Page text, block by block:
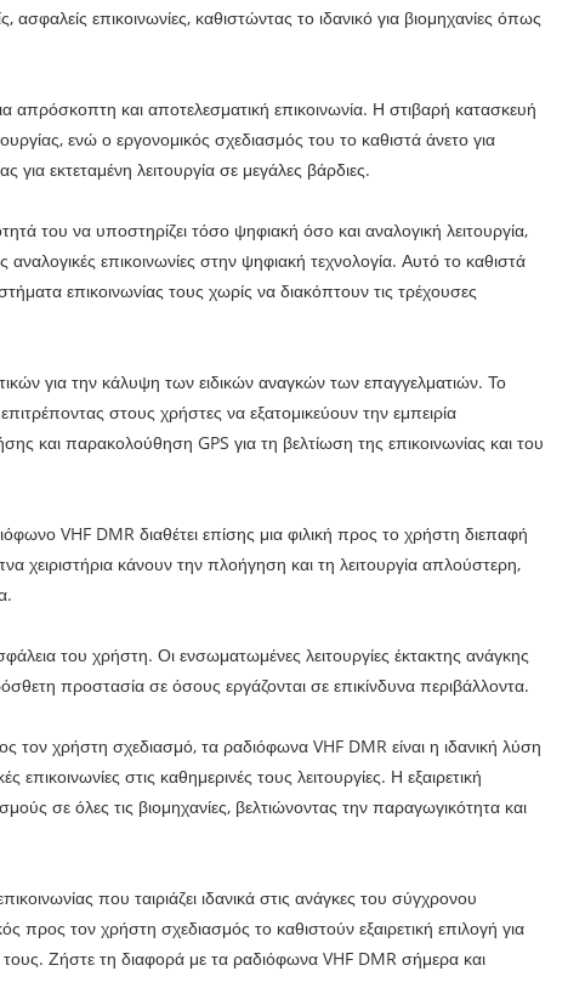
επικοινωνίες, καθιστώντας το ιδανικό για βιομηχανίες όπως
απρόσκοπτη και αποτελεσματική επικοινωνία. Η στιβαρή κατασκευή
ενώ ο εργονομικός σχεδιασμός του το καθιστά άνετο για
εκτεταμένη λειτουργία σε μεγάλες βάρδιες.
του να υποστηρίζει τόσο ψηφιακή όσο και αναλογική λειτουργία,
επικοινωνίες στην ψηφιακή τεχνολογία. Αυτό το καθιστά
επικοινωνίας τους χωρίς να διακόπτουν τις τρέχουσες
για την κάλυψη των ειδικών αναγκών των επαγγελματιών. Το
στους χρήστες να εξατομικεύουν την εμπειρία
και παρακολούθηση GPS για τη βελτίωση της επικοινωνίας και του
VHF DMR διαθέτει επίσης μια φιλική προς το χρήστη διεπαφή
χειριστήρια κάνουν την πλοήγηση και τη λειτουργία απλούστερη,
του χρήστη. Οι ενσωματωμένες λειτουργίες έκτακτης ανάγκης
προστασία σε όσους εργάζονται σε επικίνδυνα περιβάλλοντα.
τον χρήστη σχεδιασμό, τα ραδιόφωνα VHF DMR είναι η ιδανική λύση
στις καθημερινές τους λειτουργίες. Η εξαιρετική
σε όλες τις βιομηχανίες, βελτιώνοντας την παραγωγικότητα και
που ταιριάζει ιδανικά στις ανάγκες του σύγχρονου
προς τον χρήστη σχεδιασμός το καθιστούν εξαιρετική επιλογή για
Ζήστε τη διαφορά με τα ραδιόφωνα VHF DMR σήμερα και